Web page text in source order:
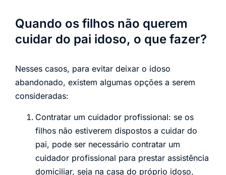
Quando os filhos não querem
cuidar do pai idoso, o que fazer?
Nesses casos, para evitar deixar o idoso
abandonado, existem algumas opções a serem
consideradas:
Contratar um cuidador profissional: se os
filhos não estiverem dispostos a cuidar do
pai, pode ser necessário contratar um
cuidador profissional para prestar assistência
domiciliar, seja na casa do próprio idoso,